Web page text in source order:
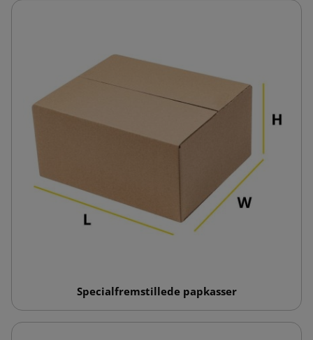
Specialfremstillede papkasser